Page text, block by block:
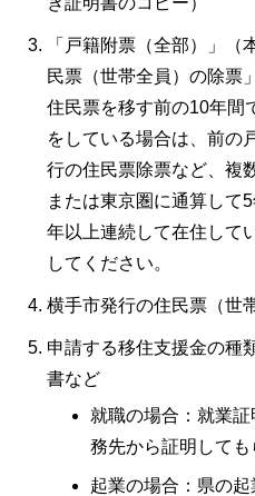
「戸籍附票（全部）」（
民票（世帯全員）の除票
住民票を移す前の10年間
をしている場合は、前の
行の住民票除票など、複
または東京圏に通算して
年以上連続して在住して
してください。
横手市発行の住民票（世
申請する移住支援金の種
書など
就職の場合：就業
務先から証明しても
起業の場合：県の